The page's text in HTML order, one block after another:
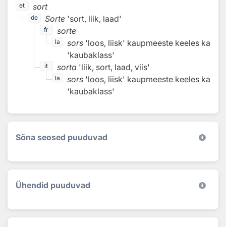
et sort
de Sorte 'sort, liik, laad'
fr sorte
la sors 'loos, liisk' kaupmeeste keeles ka
'kaubaklass'
it sorta 'liik, sort, laad, viis'
la sors 'loos, liisk' kaupmeeste keeles ka
'kaubaklass'
Sõna seosed puuduvad
Ühendid puuduvad